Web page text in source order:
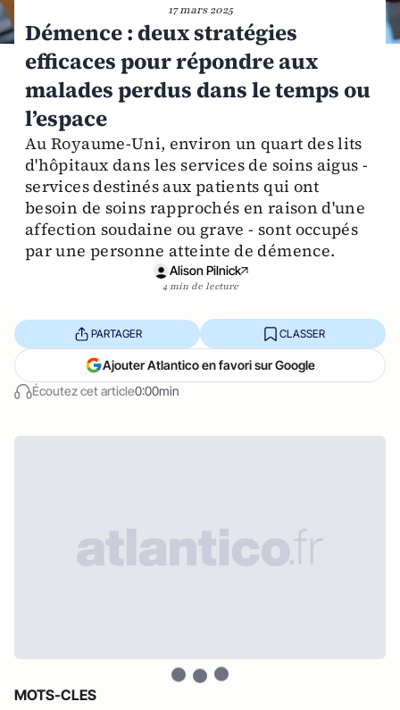
17 mars 2025
Démence : deux stratégies
efficaces pour répondre aux
malades perdus dans le temps ou
l’espace
Au Royaume-Uni, environ un quart des lits
d'hôpitaux dans les services de soins aigus -
services destinés aux patients qui ont
besoin de soins rapprochés en raison d'une
affection soudaine ou grave - sont occupés
par une personne atteinte de démence.
Alison Pilnick
4 min de lecture
Écoutez cet article0:00min
PARTAGER CLASSER
Ajouter Atlantico en favori sur Google
MOTS-CLES